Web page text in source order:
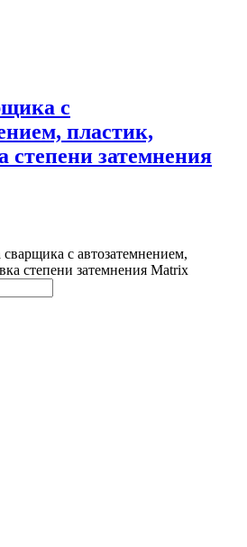
с
пластик,
степени затемнения
с автозатемнением,
степени затемнения Matrix